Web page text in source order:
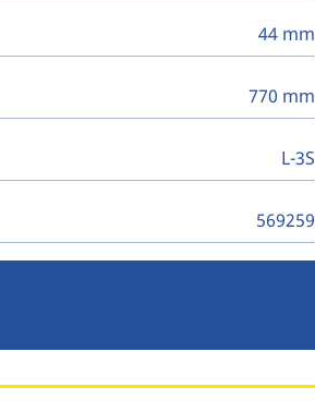
44 mm
770 mm
L-3S
569259